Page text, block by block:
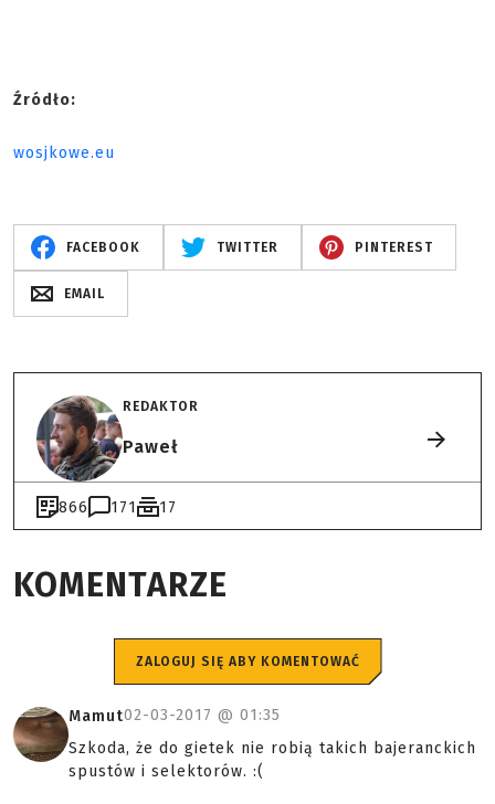
Źródło:
wosjkowe.eu
FACEBOOK TWITTER PINTEREST
EMAIL
REDAKTOR
Paweł
866 171 17
KOMENTARZE
ZALOGUJ SIĘ ABY KOMENTOWAĆ
Mamut02-03-2017 @ 01:35
Szkoda, że do gietek nie robią takich bajeranckich
spustów i selektorów. :(